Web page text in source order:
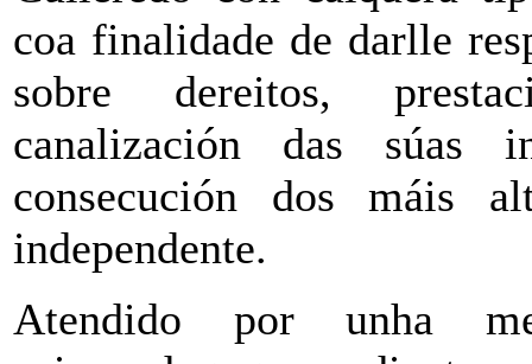
coa finalidade de darlle
sobre dereitos,
canalización das súas
consecución dos máis
independente.
Atendido por unha